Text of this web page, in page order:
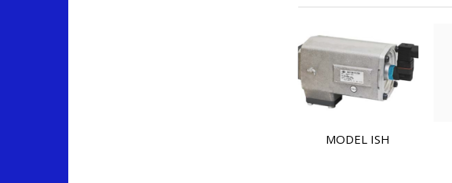
MODEL ISH